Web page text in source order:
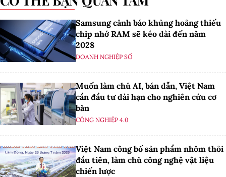
Samsung cảnh báo khủng hoảng thiếu
chip nhớ RAM sẽ kéo dài đến năm
2028
DOANH NGHIỆP SỐ
Muốn làm chủ AI, bán dẫn, Việt Nam
cần đầu tư dài hạn cho nghiên cứu cơ
bản
CÔNG NGHIỆP 4.0
Việt Nam công bố sản phẩm nhôm thỏi
đầu tiên, làm chủ công nghệ vật liệu
chiến lược